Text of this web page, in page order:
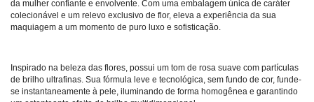
da mulher confiante e envolvente. Com uma embalagem única de caráter
colecionável e um relevo exclusivo de flor, eleva a experiência da sua
maquiagem a um momento de puro luxo e sofisticação.
Inspirado na beleza das flores, possui um tom de rosa suave com partículas
de brilho ultrafinas. Sua fórmula leve e tecnológica, sem fundo de cor, funde-
se instantaneamente à pele, iluminando de forma homogênea e garantindo